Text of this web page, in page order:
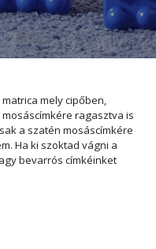
mely cipőben,
ragasztva is
a szatén mosáscímkére
Ha ki szoktad vágni a
bevarrós címkéinket